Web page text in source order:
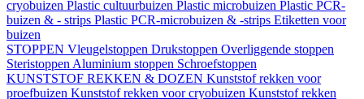
cryobuizen Plastic cultuurbuizen Plastic microbuizen Plastic PCR-
buizen & - strips Plastic PCR-microbuizen & -strips Etiketten voor
buizen
STOPPEN Vleugelstoppen Drukstoppen Overliggende stoppen
Steristoppen Aluminium stoppen Schroefstoppen
KUNSTSTOF REKKEN & DOZEN Kunststof rekken voor
proefbuizen Kunststof rekken voor cryobuizen Kunststof rekken